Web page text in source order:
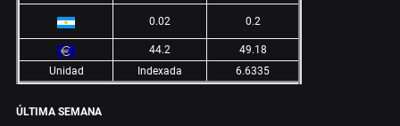
0.02 0.2
44.2
49.18
Unidad
Indexada 6.6335
ÚLTIMA SEMANA